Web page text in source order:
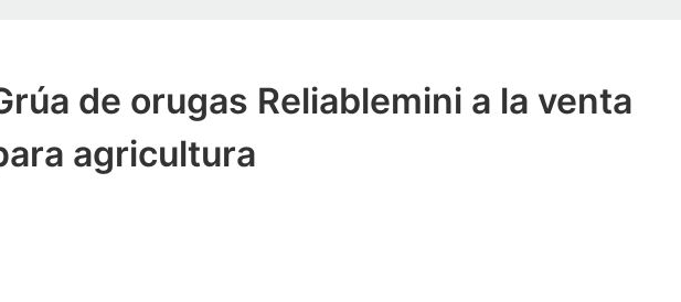
de orugas Reliablemini a la venta
agricultura